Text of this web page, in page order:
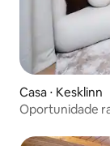
Casa ⋅ Kesklinn
Oportunidade